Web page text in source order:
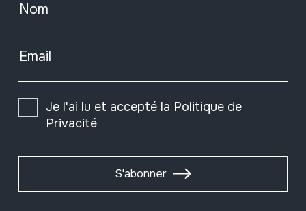
Nom
Email
Je l'ai lu et accepté la Politique de
Privacité
S'abonner